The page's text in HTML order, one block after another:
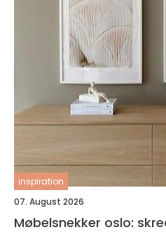
inspiration
07. August 2026
Møbelsnekker oslo: